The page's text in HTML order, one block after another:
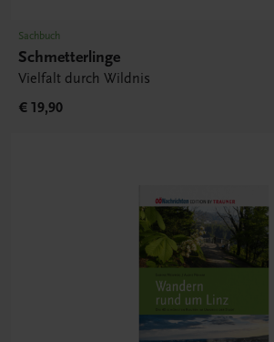
Sachbuch
Schmetterlinge
Vielfalt durch Wildnis
€ 19,90